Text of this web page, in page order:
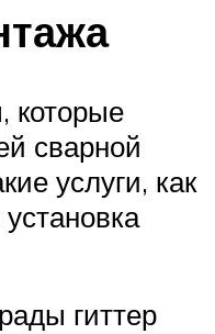
которые
сварной
услуги, как
гиттер